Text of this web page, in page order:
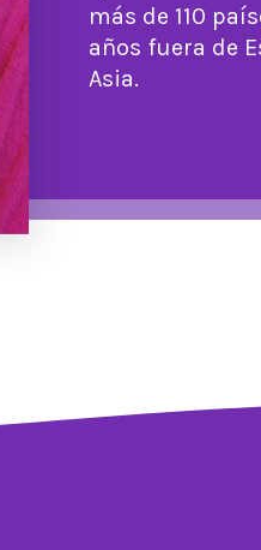
más de 110
años fuera de
Asia.